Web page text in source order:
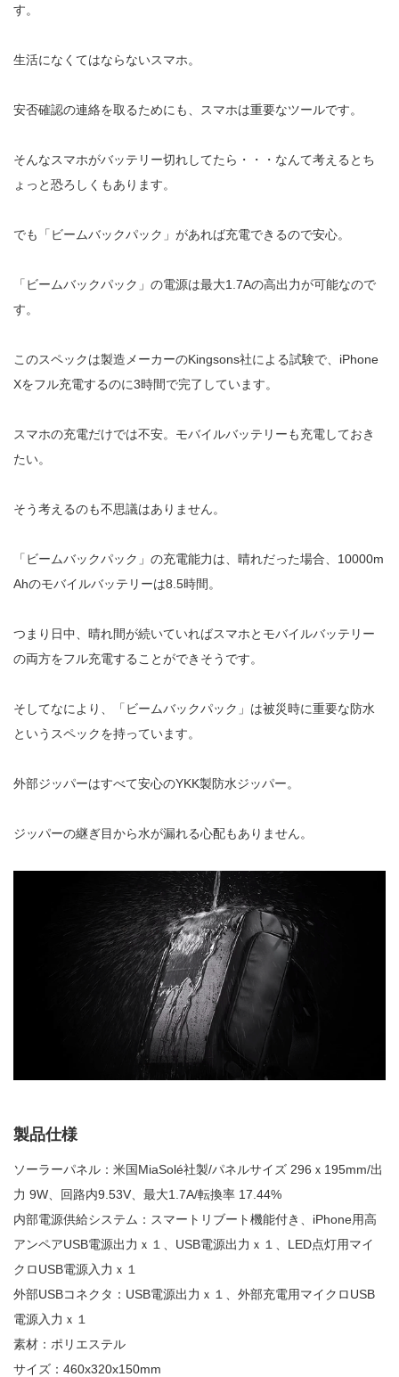
す。
生活になくてはならないスマホ。
安否確認の連絡を取るためにも、スマホは重要なツールです。
そんなスマホがバッテリー切れしてたら・・・なんて考えるとち
ょっと恐ろしくもあります。
でも「ビームバックパック」があれば充電できるので安心。
「ビームバックパック」の電源は最大1.7Aの高出力が可能なので
す。
このスペックは製造メーカーのKingsons社による試験で、iPhone
Xをフル充電するのに3時間で完了しています。
スマホの充電だけでは不安。モバイルバッテリーも充電しておき
たい。
そう考えるのも不思議はありません。
「ビームバックパック」の充電能力は、晴れだった場合、10000m
Ahのモバイルバッテリーは8.5時間。
つまり日中、晴れ間が続いていればスマホとモバイルバッテリー
の両方をフル充電することができそうです。
そしてなにより、「ビームバックパック」は被災時に重要な防水
というスペックを持っています。
外部ジッパーはすべて安心のYKK製防水ジッパー。
ジッパーの継ぎ目から水が漏れる心配もありません。
製品仕様
ソーラーパネル：米国MiaSolé社製/パネルサイズ 296ｘ195mm/出
力 9W、回路内9.53V、最大1.7A/転換率 17.44%
内部電源供給システム：スマートリブート機能付き、iPhone用高
アンペアUSB電源出力ｘ１、USB電源出力ｘ１、LED点灯用マイ
クロUSB電源入力ｘ１
外部USBコネクタ：USB電源出力ｘ１、外部充電用マイクロUSB
電源入力ｘ１
素材：ポリエステル
サイズ：460x320x150mm